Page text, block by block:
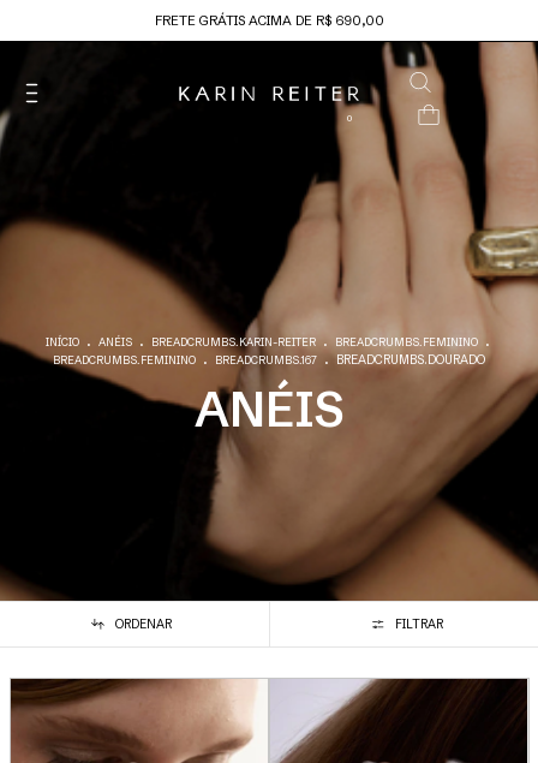
FRETE GRÁTIS ACIMA DE R$ 690,00
0
INÍCIO . ANÉIS . BREADCRUMBS.KARIN-REITER . BREADCRUMBS.FEMININO .
BREADCRUMBS.FEMININO . BREADCRUMBS.167 . BREADCRUMBS.DOURADO
ANÉIS
ORDENAR FILTRAR